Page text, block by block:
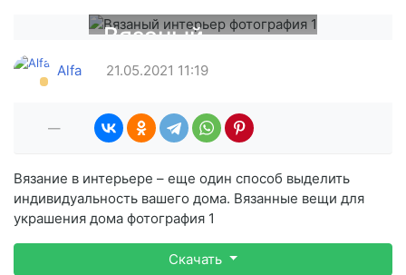
Вязаный
интерьер
Alfa 21.05.2021 11:19
—
Вязание в интерьере – еще один способ выделить
индивидуальность вашего дома. Вязанные вещи для
украшения дома фотография 1
Скачать